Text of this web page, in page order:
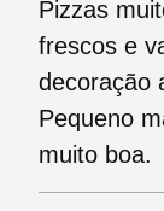
Pizzas
frescos e
decoração
Pequeno
muito boa.